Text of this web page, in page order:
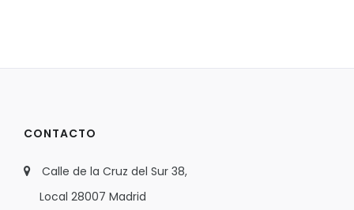
CONTACTO
Calle de la Cruz del Sur 38,
Local 28007 Madrid